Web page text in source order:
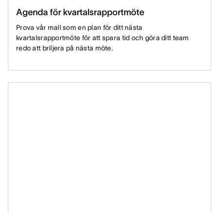
Agenda för kvartalsrapportmöte
Prova vår mall som en plan för ditt nästa
kvartalsrapportmöte för att spara tid och göra ditt team
redo att briljera på nästa möte.